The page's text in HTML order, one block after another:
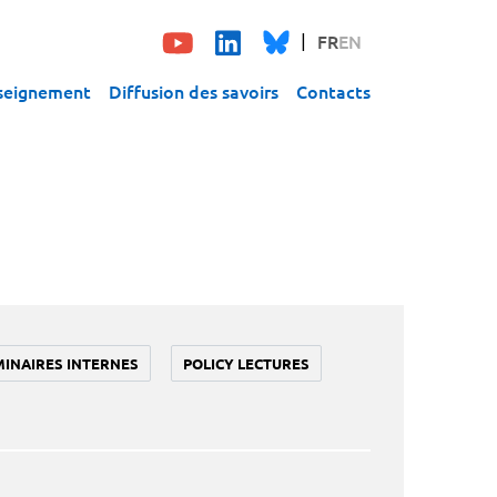
FREN
Diffusion des savoirs Contacts
INTERNES POLICY LECTURES